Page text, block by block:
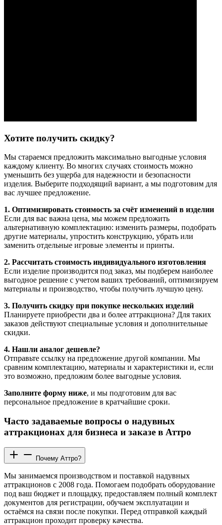
Хотите получить скидку?
Мы стараемся предложить максимально выгодные условия
каждому клиенту. Во многих случаях стоимость можно
уменьшить без ущерба для надежности и безопасности
изделия. Выберите подходящий вариант, а мы подготовим для
вас лучшее предложение.
1. Оптимизировать стоимость за счёт изменений в изделии
Если для вас важна цена, мы можем предложить
альтернативную комплектацию: изменить размеры, подобрать
другие материалы, упростить конструкцию, убрать или
заменить отдельные игровые элементы и принты.
2. Рассчитать стоимость индивидуального изготовления
Если изделие производится под заказ, мы подберем наиболее
выгодное решение с учетом ваших требований, оптимизируем
материалы и производство, чтобы получить лучшую цену.
3. Получить скидку при покупке нескольких изделий
Планируете приобрести два и более аттракциона? Для таких
заказов действуют специальные условия и дополнительные
скидки.
4. Нашли аналог дешевле?
Отправьте ссылку на предложение другой компании. Мы
сравним комплектацию, материалы и характеристики и, если
это возможно, предложим более выгодные условия.
Заполните форму ниже, и мы подготовим для вас
персональное предложение в кратчайшие сроки.
Часто задаваемые вопросы о надувных
аттракционах для бизнеса и заказе в Аттро
Почему Аттро?
Мы занимаемся производством и поставкой надувных
аттракционов с 2008 года. Помогаем подобрать оборудование
под ваш бюджет и площадку, предоставляем полный комплект
документов для регистрации, обучаем эксплуатации и
остаёмся на связи после покупки. Перед отправкой каждый
аттракцион проходит проверку качества.